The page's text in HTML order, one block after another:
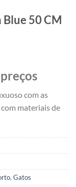
50 CM
com as
materiais de
, Gatos